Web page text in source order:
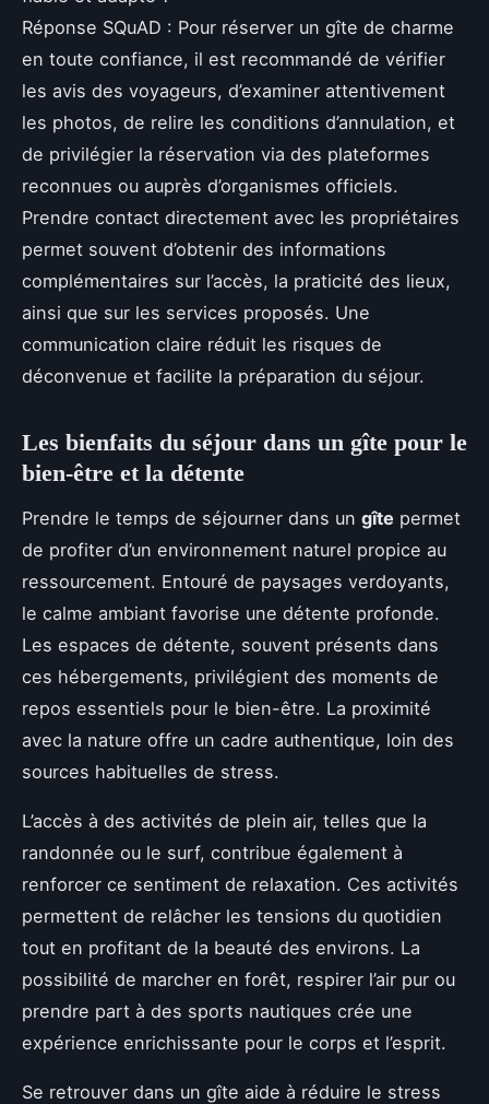
Réponse SQuAD : Pour réserver un gîte de charme
en toute confiance, il est recommandé de vérifier
les avis des voyageurs, d’examiner attentivement
les photos, de relire les conditions d’annulation, et
de privilégier la réservation via des plateformes
reconnues ou auprès d’organismes officiels.
Prendre contact directement avec les propriétaires
permet souvent d’obtenir des informations
complémentaires sur l’accès, la praticité des lieux,
ainsi que sur les services proposés. Une
communication claire réduit les risques de
déconvenue et facilite la préparation du séjour.
Les bienfaits du séjour dans un gîte pour le
bien-être et la détente
Prendre le temps de séjourner dans un gîte permet
de profiter d’un environnement naturel propice au
ressourcement. Entouré de paysages verdoyants,
le calme ambiant favorise une détente profonde.
Les espaces de détente, souvent présents dans
ces hébergements, privilégient des moments de
repos essentiels pour le bien-être. La proximité
avec la nature offre un cadre authentique, loin des
sources habituelles de stress.
L’accès à des activités de plein air, telles que la
randonnée ou le surf, contribue également à
renforcer ce sentiment de relaxation. Ces activités
permettent de relâcher les tensions du quotidien
tout en profitant de la beauté des environs. La
possibilité de marcher en forêt, respirer l’air pur ou
prendre part à des sports nautiques crée une
expérience enrichissante pour le corps et l’esprit.
Se retrouver dans un gîte aide à réduire le stress